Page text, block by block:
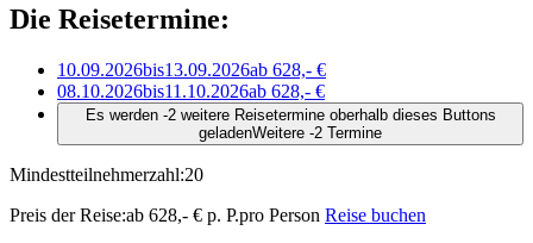
Die Reisetermine:
10.09.2026bis13.09.2026ab 628,- €
08.10.2026bis11.10.2026ab 628,- €
Es werden -2 weitere Reisetermine oberhalb dieses Buttons
geladenWeitere -2 Termine
Mindestteilnehmerzahl:20
Preis der Reise:ab 628,- € p. P.pro Person Reise buchen